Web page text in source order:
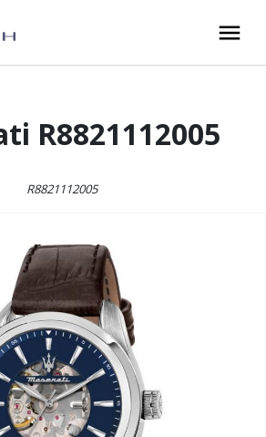
R8821112005
R8821112005